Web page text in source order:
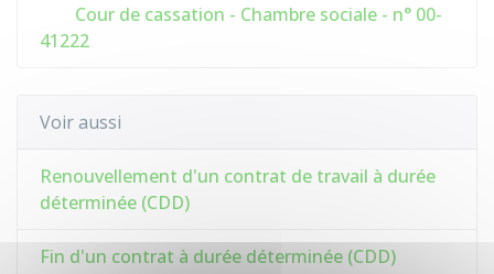
Cour de cassation - Chambre sociale - n° 00-
41222
Voir aussi
Renouvellement d'un contrat de travail à durée
déterminée (CDD)
Fin d'un contrat à durée déterminée (CDD)